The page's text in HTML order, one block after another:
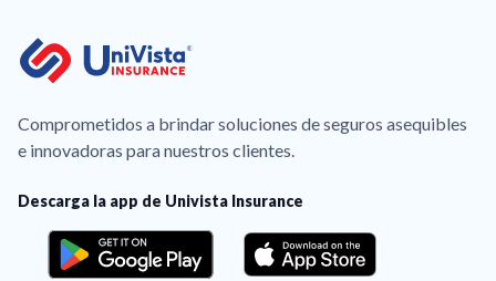
Comprometidos a brindar soluciones de seguros asequibles
e innovadoras para nuestros clientes.
Descarga la app de Univista Insurance